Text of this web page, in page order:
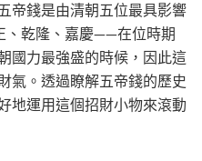
帝錢是由清朝五位最具影響
乾隆、嘉慶——在位時期
國力最強盛的時候，因此這
氣。透過瞭解五帝錢的歷史
地運用這個招財小物來滾動